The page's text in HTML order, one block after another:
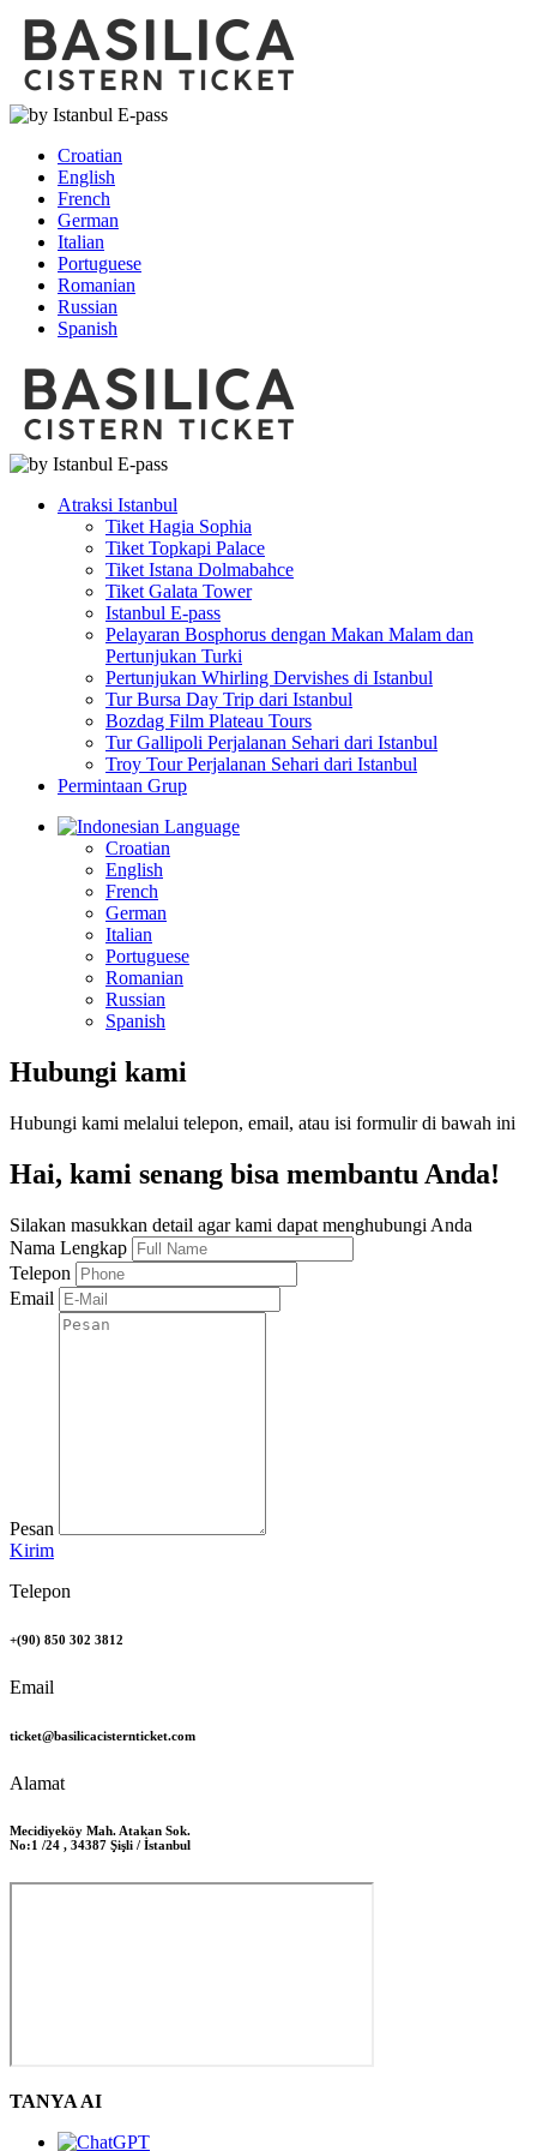
Croatian
English
French
German
Italian
Portuguese
Romanian
Russian
Spanish
Atraksi Istanbul
Tiket Hagia Sophia
Tiket Topkapi Palace
Tiket Istana Dolmabahce
Tiket Galata Tower
Istanbul E-pass
Pelayaran Bosphorus dengan Makan Malam dan
Pertunjukan Turki
Pertunjukan Whirling Dervishes di Istanbul
Tur Bursa Day Trip dari Istanbul
Bozdag Film Plateau Tours
Tur Gallipoli Perjalanan Sehari dari Istanbul
Troy Tour Perjalanan Sehari dari Istanbul
Permintaan Grup
Language
Croatian
English
French
German
Italian
Portuguese
Romanian
Russian
Spanish
Hubungi kami
Hubungi kami melalui telepon, email, atau isi formulir di bawah ini
Hai, kami senang bisa membantu Anda!
Silakan masukkan detail agar kami dapat menghubungi Anda
Nama Lengkap
Telepon
Email
Pesan
Kirim
Telepon
+(90) 850 302 3812
Email
ticket@basilicacisternticket.com
Alamat
Mecidiyeköy Mah. Atakan Sok.
No:1 /24 , 34387 Şişli / İstanbul
TANYA AI